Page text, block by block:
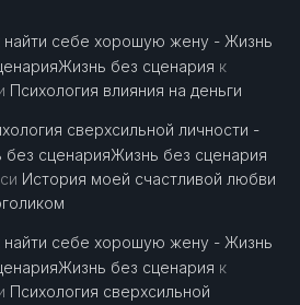
найти себе хорошую жену - Жизнь
без сценария к
Психология влияния на деньги
сверхсильной личности -
без сценарияЖизнь без сценария
История моей счастливой любви
найти себе хорошую жену - Жизнь
без сценария к
Психология сверхсильной